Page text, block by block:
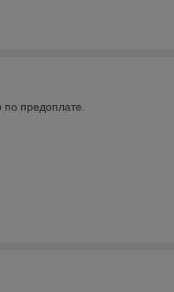
по предоплате.